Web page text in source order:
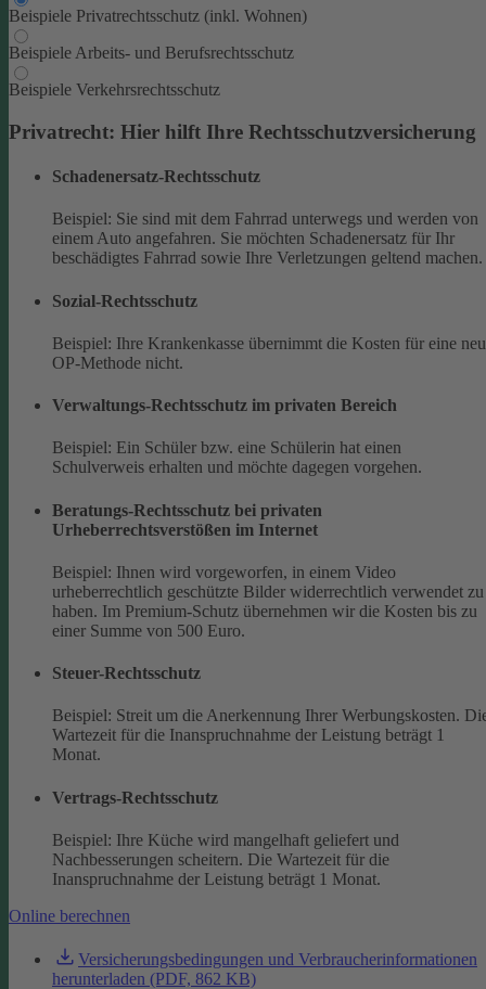
Beispiele Privatrechtsschutz (inkl. Wohnen)
Beispiele Arbeits- und Berufsrechtsschutz
Beispiele Verkehrsrechtsschutz
Privatrecht: Hier hilft Ihre Rechtsschutzversicherung
Schadenersatz-Rechtsschutz
Beispiel: Sie sind mit dem Fahrrad unterwegs und werden von
einem Auto angefahren. Sie möchten Schadenersatz für Ihr
beschädigtes Fahrrad sowie Ihre Verletzungen geltend machen.
Sozial-Rechtsschutz
Beispiel: Ihre Krankenkasse übernimmt die Kosten für eine
OP-Methode nicht.
Verwaltungs-Rechtsschutz im privaten Bereich
Beispiel: Ein Schüler bzw. eine Schülerin hat einen
Schulverweis erhalten und möchte dagegen vorgehen.
Beratungs-Rechtsschutz bei privaten
Urheberrechtsverstößen im Internet
Beispiel: Ihnen wird vorgeworfen, in einem Video
urheberrechtlich geschützte Bilder widerrechtlich verwendet zu
haben. Im Premium-Schutz übernehmen wir die Kosten bis zu
einer Summe von 500 Euro.
Steuer-Rechtsschutz
Beispiel: Streit um die Anerkennung Ihrer Werbungskosten.
Wartezeit für die Inanspruchnahme der Leistung beträgt 1
Monat.
Vertrags-Rechtsschutz
Beispiel: Ihre Küche wird mangelhaft geliefert und
Nachbesserungen scheitern. Die Wartezeit für die
Inanspruchnahme der Leistung beträgt 1 Monat.
Online berechnen
Versicherungsbedingungen und Verbraucherinformationen
herunterladen (PDF, 862 KB)